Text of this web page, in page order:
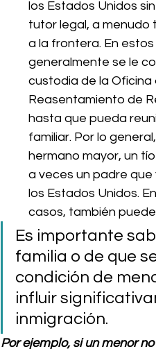
los Estados Unidos
tutor legal, a menudo
a la frontera. En
generalmente se le
custodia de la Oficina
Reasentamiento de
hasta que pueda
familiar. Por lo
hermano mayor, un
a veces un padre que
los Estados Unidos.
casos, también
Es importante
familia o de que
condición de
influir
inmigración.
Por ejemplo, si un menor